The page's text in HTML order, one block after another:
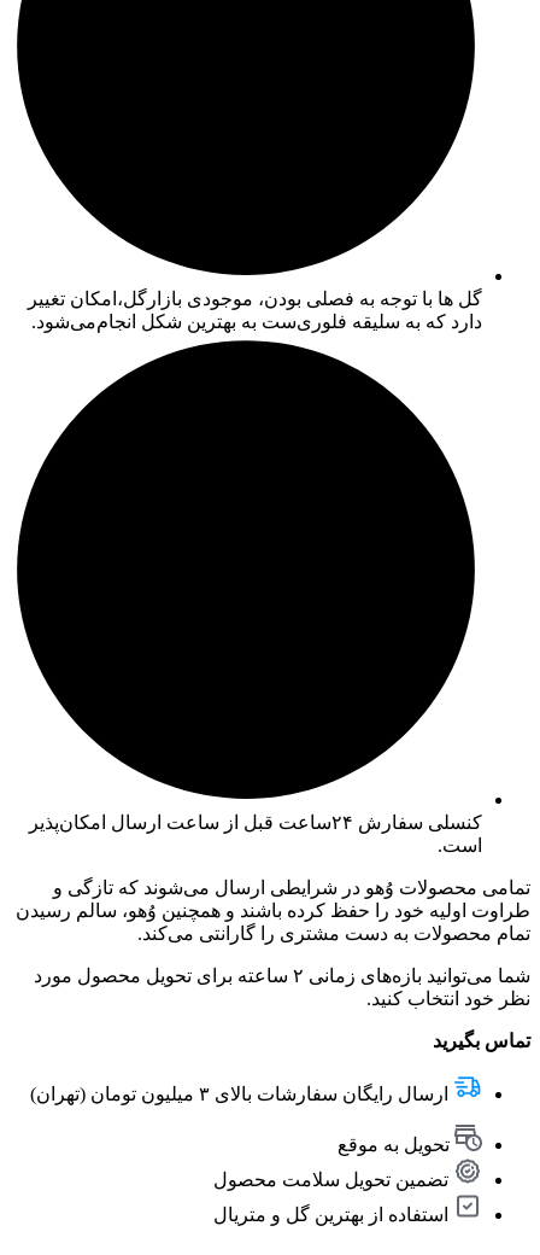
گل ها با توجه به فصلی بودن، موجودی بازارگل،امکان تغییر
دارد که به سلیقه فلوری‌ست به بهترین شکل انجام‌می‌شود.
کنسلی سفارش ۲۴ساعت قبل از ساعت ارسال امکان‌پذیر
است.
تمامی محصولات وُهو در شرایطی ارسال می‌شوند که تازگی و
طراوت اولیه خود را حفظ کرده باشند و همچنین وُهو، سالم رسیدن
تمام محصولات به دست مشتری را گارانتی می‌کند.
شما می‌توانید بازه‌های زمانی ۲ ساعته برای تحویل محصول مورد
نظر خود انتخاب کنید.
تماس بگیرید
ارسال رایگان سفارشات بالای ۳ میلیون تومان (تهران)
تحویل به موقع
تضمین تحویل سلامت محصول
استفاده از بهترین گل و متریال